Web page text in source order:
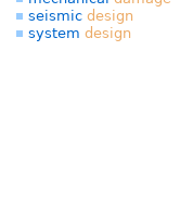
seismic design
system design